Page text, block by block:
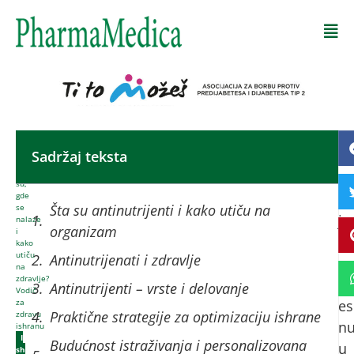
Antinutrijenti:
su,
gde
se
nalaze
i
kako
utiču
na
zdravlje?
Vodič
za
zdravu
ishranu
I
sh
Sadržaj teksta
Šta su antinutrijenti i kako utiču na
organizam
Antinutrijenati i zdravlje
Antinutrijenti – vrste i delovanje
Praktične strategije za optimizaciju ishrane
Budućnost istraživanja i personalizovana
su
u